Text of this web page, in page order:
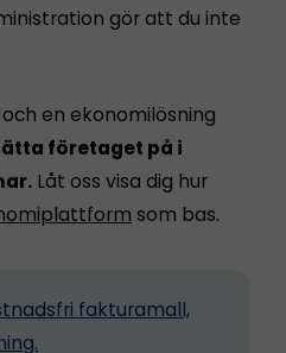
gör att du inte
en ekonomilösning
företaget på i
Låt oss visa dig hur
som bas.
fakturamall,